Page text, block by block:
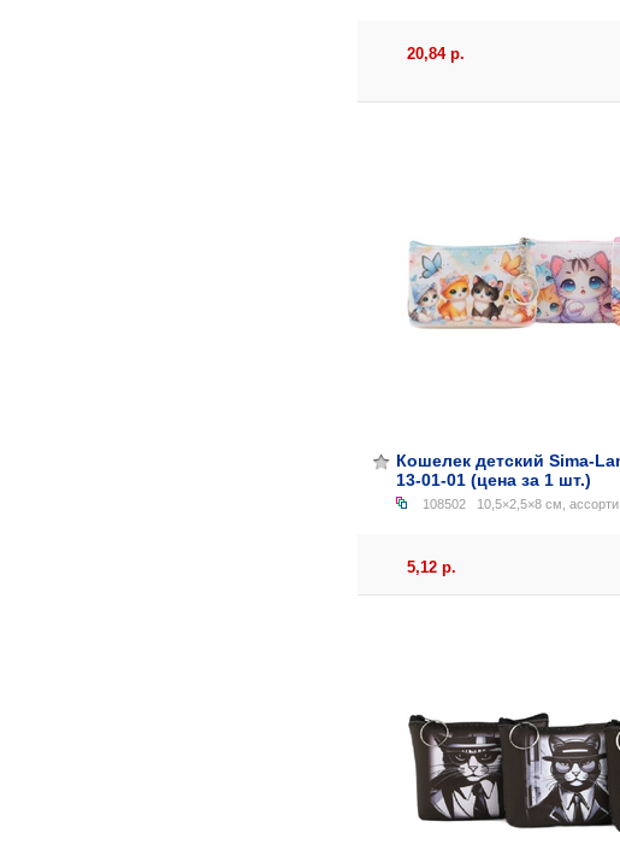
20,84 р.
Кошелек детский Sima-
13-01-01 (цена за 1 шт.)
108502 10,5×2,5×8 см, ассорти
5,12 р.